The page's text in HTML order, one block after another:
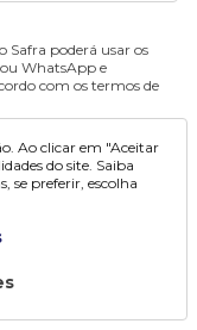
Safra poderá usar os
WhatsApp e
com os termos de
Ao clicar em "Aceitar
do site. Saiba
se preferir, escolha